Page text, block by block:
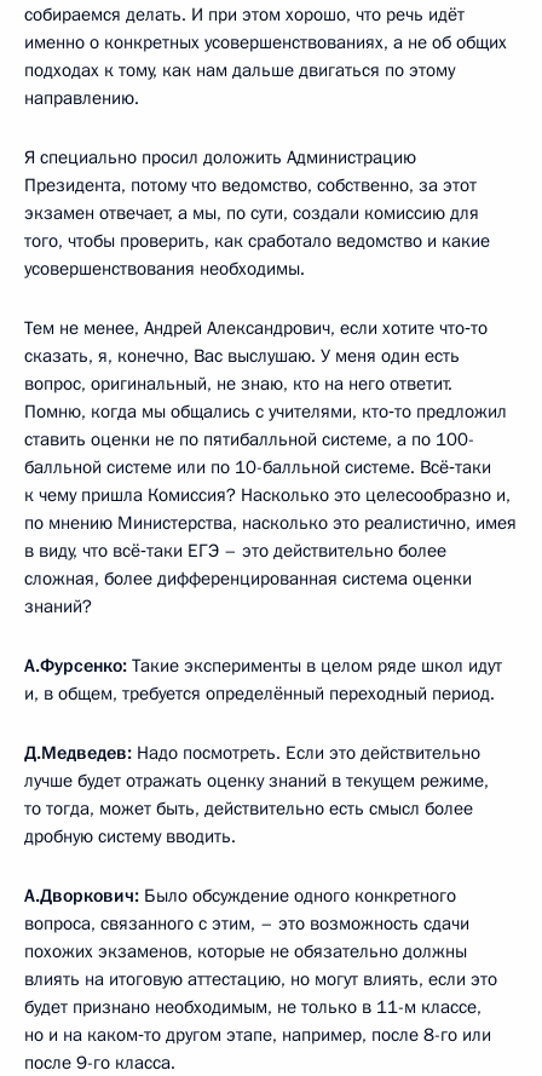
собираемся делать. И при этом хорошо, что речь идёт
именно о конкретных усовершенствованиях, а не об общих
подходах к тому, как нам дальше двигаться по этому
направлению.
Я специально просил доложить Администрацию
Президента, потому что ведомство, собственно, за этот
экзамен отвечает, а мы, по сути, создали комиссию для
того, чтобы проверить, как сработало ведомство и какие
усовершенствования необходимы.
Тем не менее, Андрей Александрович, если хотите что‑то
сказать, я, конечно, Вас выслушаю. У меня один есть
вопрос, оригинальный, не знаю, кто на него ответит.
Помню, когда мы общались с учителями, кто‑то предложил
ставить оценки не по пятибалльной системе, а по 100-
балльной системе или по 10-балльной системе. Всё‑таки
к чему пришла Комиссия? Насколько это целесообразно и,
по мнению Министерства, насколько это реалистично, имея
в виду, что всё‑таки ЕГЭ – это действительно более
сложная, более дифференцированная система оценки
знаний?
А.Фурсенко: Такие эксперименты в целом ряде школ идут
и, в общем, требуется определённый переходный период.
Д.Медведев: Надо посмотреть. Если это действительно
лучше будет отражать оценку знаний в текущем режиме,
то тогда, может быть, действительно есть смысл более
дробную систему вводить.
А.Дворкович: Было обсуждение одного конкретного
вопроса, связанного с этим, – это возможность сдачи
похожих экзаменов, которые не обязательно должны
влиять на итоговую аттестацию, но могут влиять, если это
будет признано необходимым, не только в 11-м классе,
но и на каком‑то другом этапе, например, после 8-го или
после 9-го класса.